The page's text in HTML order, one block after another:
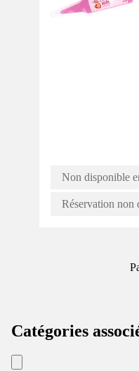
Non disponible
Réservation non
Catégories